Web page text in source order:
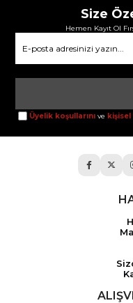
Size
Hemen Kayıt Ol
Üyelik koşullarını ve